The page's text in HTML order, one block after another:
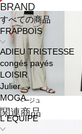
BRAND
すべての商品
FRAPBOIS
ADIEU TRISTESSE
congés payés
LOISIR
Julier
MOGA
L'EQUIPE
ベージュ
関連商品